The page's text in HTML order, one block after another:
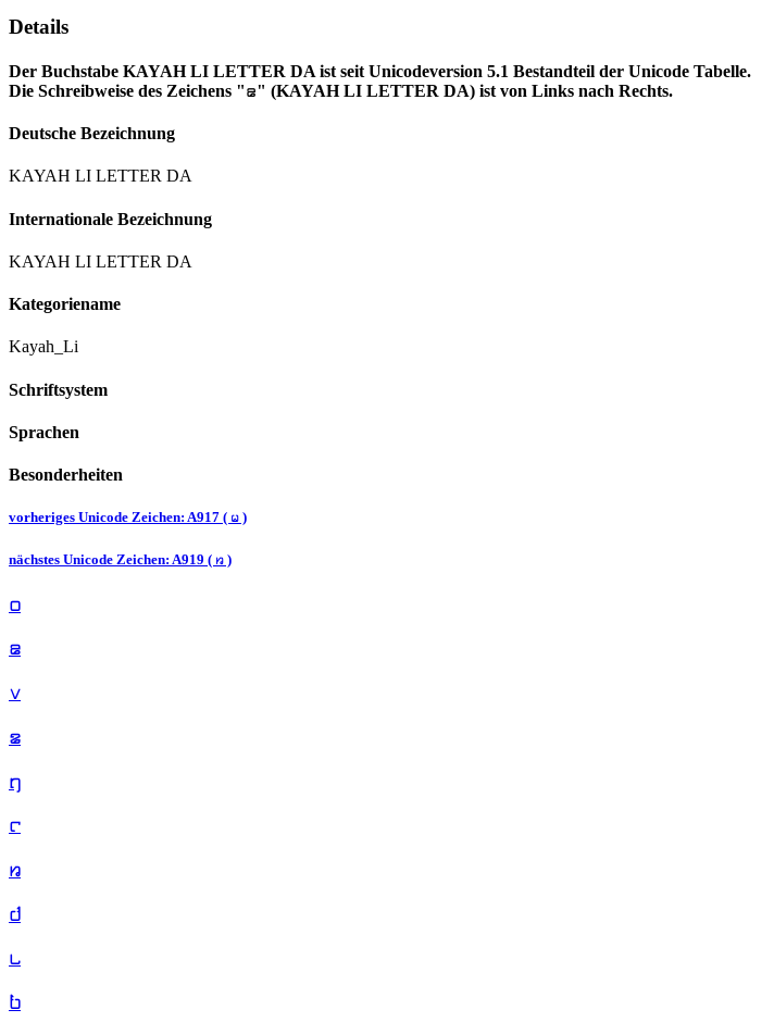
Details
Der Buchstabe KAYAH LI LETTER DA ist seit Unicodeversion 5.1 Bestandteil der Unicode Tabelle.
Die Schreibweise des Zeichens "ꤘ" (KAYAH LI LETTER DA) ist von Links nach Rechts.
Deutsche Bezeichnung
KAYAH LI LETTER DA
Internationale Bezeichnung
KAYAH LI LETTER DA
Kategoriename
Kayah_Li
Schriftsystem
Sprachen
Besonderheiten
vorheriges Unicode Zeichen: A917 ( ꤗ )
nächstes Unicode Zeichen: A919 ( ꤙ )
꤀
꤁
꤂
꤃
꤄
꤅
꤆
꤇
꤈
꤉